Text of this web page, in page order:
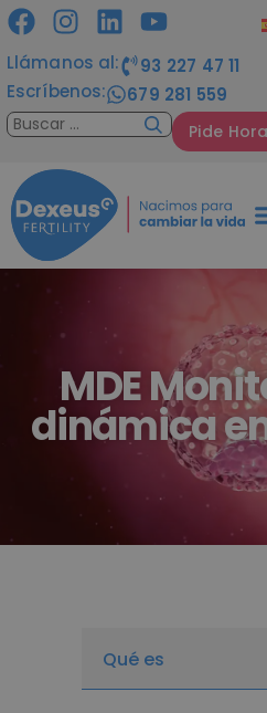
Llámanos al:
93 227 47 11
Escríbenos:
679 281 559
Pide Hora
MDE
dinámica